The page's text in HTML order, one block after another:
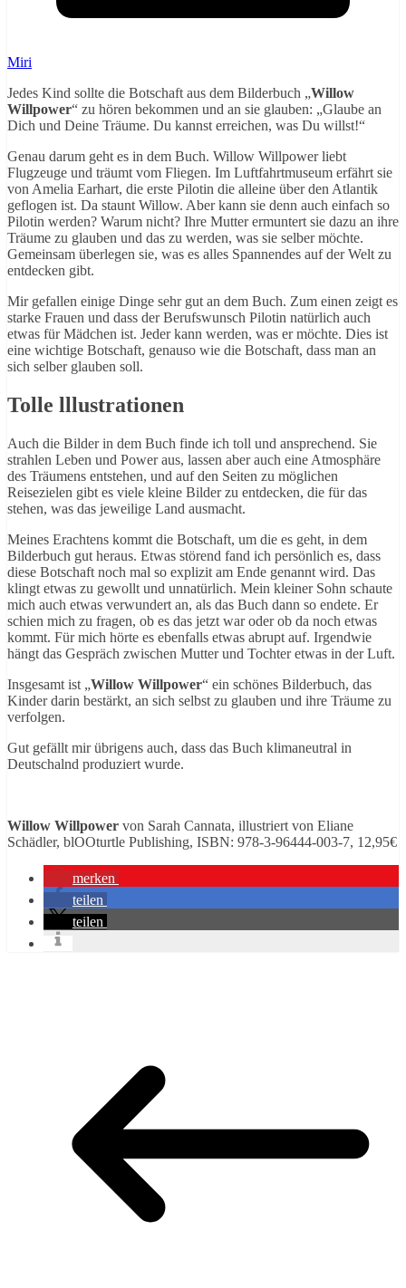
Miri
Jedes Kind sollte die Botschaft aus dem Bilderbuch „Willow
Willpower“ zu hören bekommen und an sie glauben: „Glaube an
Dich und Deine Träume. Du kannst erreichen, was Du willst!“
Genau darum geht es in dem Buch. Willow Willpower liebt
Flugzeuge und träumt vom Fliegen. Im Luftfahrtmuseum erfährt sie
von Amelia Earhart, die erste Pilotin die alleine über den Atlantik
geflogen ist. Da staunt Willow. Aber kann sie denn auch einfach so
Pilotin werden? Warum nicht? Ihre Mutter ermuntert sie dazu an ihre
Träume zu glauben und das zu werden, was sie selber möchte.
Gemeinsam überlegen sie, was es alles Spannendes auf der Welt zu
entdecken gibt.
Mir gefallen einige Dinge sehr gut an dem Buch. Zum einen zeigt es
starke Frauen und dass der Berufswunsch Pilotin natürlich auch
etwas für Mädchen ist. Jeder kann werden, was er möchte. Dies ist
eine wichtige Botschaft, genauso wie die Botschaft, dass man an
sich selber glauben soll.
Tolle lllustrationen
Auch die Bilder in dem Buch finde ich toll und ansprechend. Sie
strahlen Leben und Power aus, lassen aber auch eine Atmosphäre
des Träumens entstehen, und auf den Seiten zu möglichen
Reisezielen gibt es viele kleine Bilder zu entdecken, die für das
stehen, was das jeweilige Land ausmacht.
Meines Erachtens kommt die Botschaft, um die es geht, in dem
Bilderbuch gut heraus. Etwas störend fand ich persönlich es, dass
diese Botschaft noch mal so explizit am Ende genannt wird. Das
klingt etwas zu gewollt und unnatürlich. Mein kleiner Sohn schaute
mich auch etwas verwundert an, als das Buch dann so endete. Er
schien mich zu fragen, ob es das jetzt war oder ob da noch etwas
kommt. Für mich hörte es ebenfalls etwas abrupt auf. Irgendwie
hängt das Gespräch zwischen Mutter und Tochter etwas in der Luft.
Insgesamt ist „Willow Willpower“ ein schönes Bilderbuch, das
Kinder darin bestärkt, an sich selbst zu glauben und ihre Träume zu
verfolgen.
Gut gefällt mir übrigens auch, dass das Buch klimaneutral in
Deutschalnd produziert wurde.
Willow Willpower von Sarah Cannata, illustriert von Eliane
Schädler, blOOturtle Publishing, ISBN: 978-3-96444-003-7, 12,95€
merken
teilen
teilen